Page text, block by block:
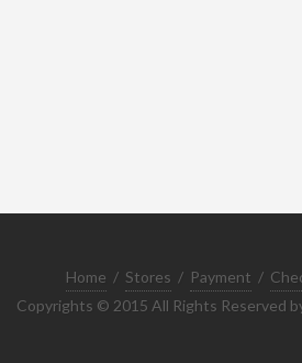
Home / Stores / Payment /
Copyrights © 2015 All Rights Reserved